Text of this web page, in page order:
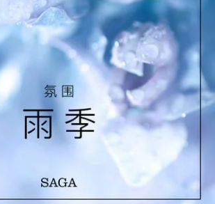
化妝保養 情趣用品
電子/紙本書
HOT